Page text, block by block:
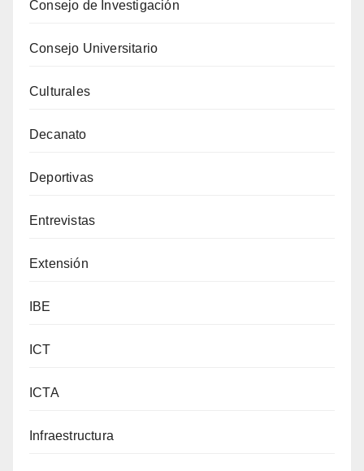
Consejo de Investigación
Consejo Universitario
Culturales
Decanato
Deportivas
Entrevistas
Extensión
IBE
ICT
ICTA
Infraestructura